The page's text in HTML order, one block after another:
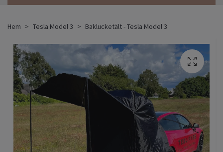
Hem Tesla Model 3 Baklucketält - Tesla Model 3